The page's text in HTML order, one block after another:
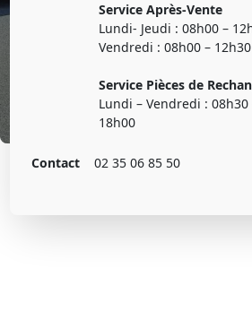
Service Après-Vente
Lundi- Jeudi : 08h00 –
Vendredi : 08h00 –
Service Pièces de
Lundi – Vendredi :
18h00
Contact 02 35 06 85 50